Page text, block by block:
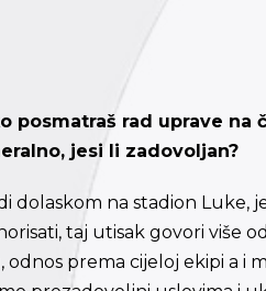
posmatraš rad uprave
jesi li zadovoljan?
dolaskom na stadion Luke,
taj utisak govori više
prema cijeloj ekipi a i